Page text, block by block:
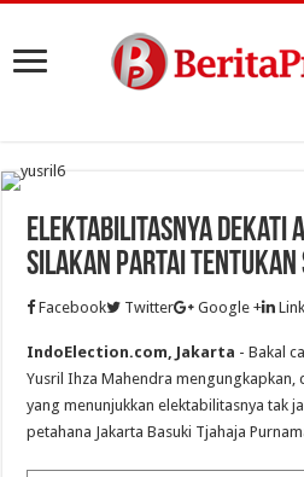
Elektabilitasnya Dekati
Silakan Partai Tentukan
Facebook Twitter Google +
IndoElection.com, Jakarta - Bakal
Yusril Ihza Mahendra mengungkapkan,
yang menunjukkan elektabilitasnya tak
petahana Jakarta Basuki Tjahaja